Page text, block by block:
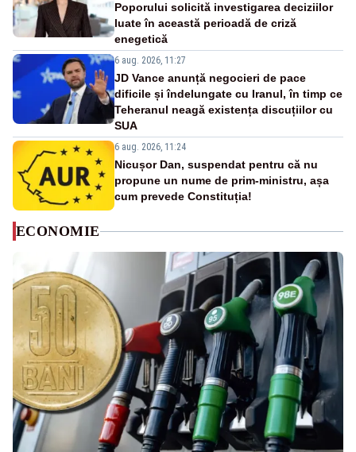
Poporului solicită investigarea deciziilor
luate în această perioadă de criză
enegetică
6 aug. 2026, 11:27
JD Vance anunță negocieri de pace
dificile și îndelungate cu Iranul, în timp ce
Teheranul neagă existența discuțiilor cu
SUA
6 aug. 2026, 11:24
Nicușor Dan, suspendat pentru că nu
propune un nume de prim-ministru, așa
cum prevede Constituția!
ECONOMIE